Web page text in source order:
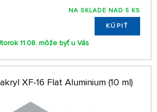
NA SKLADE NAD 5 KS
KÚPIŤ
11.08. môže byť u Vás
XF-16 Flat Aluminium (10 ml)